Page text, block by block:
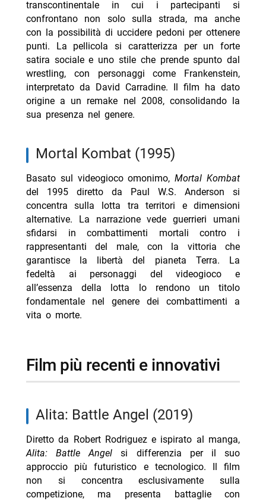
transcontinentale in cui i partecipanti si
confrontano non solo sulla strada, ma anche
con la possibilità di uccidere pedoni per ottenere
punti. La pellicola si caratterizza per un forte
satira sociale e uno stile che prende spunto dal
wrestling, con personaggi come Frankenstein,
interpretato da David Carradine. Il film ha dato
origine a un remake nel 2008, consolidando la
sua presenza nel genere.
Mortal Kombat (1995)
Basato sul videogioco omonimo,Mortal Kombat
del 1995 diretto da Paul W.S. Anderson si
concentra sulla lotta tra territori e dimensioni
alternative. La narrazione vede guerrieri umani
sfidarsi in combattimenti mortali contro i
rappresentanti del male, con la vittoria che
garantisce la libertà del pianeta Terra. La
fedeltà ai personaggi del videogioco e
all’essenza della lotta lo rendono un titolo
fondamentale nel genere dei combattimenti a
vita o morte.
film più recenti e innovativi
Alita: Battle Angel (2019)
Diretto da Robert Rodriguez e ispirato al manga,
Alita: Battle Angel si differenzia per il suo
approccio più futuristico e tecnologico. Il film
non si concentra esclusivamente sulla
competizione, ma presenta battaglie con